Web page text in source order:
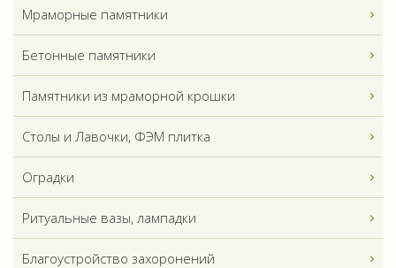
Мраморные памятники
Бетонные памятники
Памятники из мраморной крошки
Столы и Лавочки, ФЭМ плитка
Оградки
Ритуальные вазы, лампадки
Благоустройство захоронений